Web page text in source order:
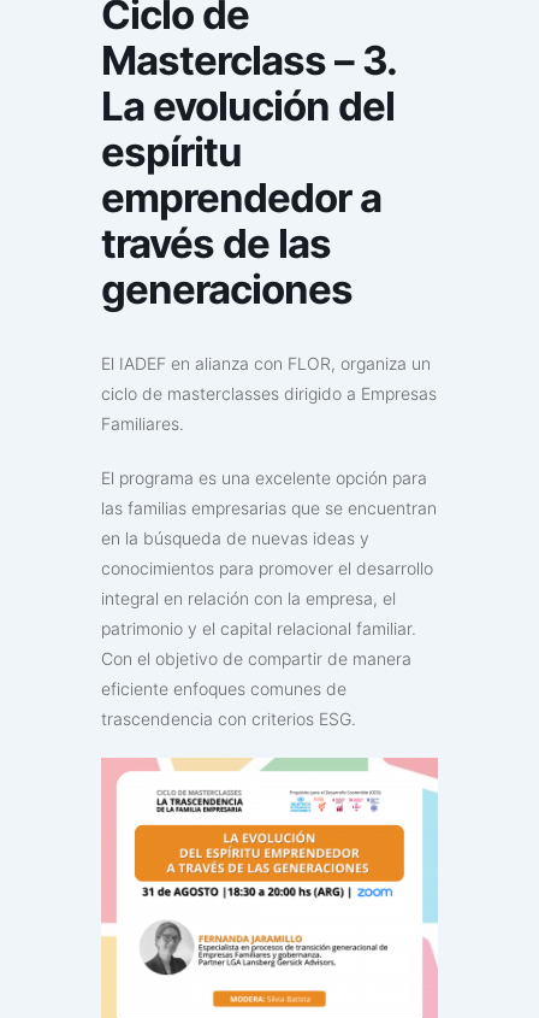
Ciclo de
Masterclass – 3.
La evolución del
espíritu
emprendedor a
través de las
generaciones
El IADEF en alianza con FLOR, organiza un
ciclo de masterclasses dirigido a Empresas
Familiares.
El programa es una excelente opción para
las familias empresarias que se encuentran
en la búsqueda de nuevas ideas y
conocimientos para promover el desarrollo
integral en relación con la empresa, el
patrimonio y el capital relacional familiar.
Con el objetivo de compartir de manera
eficiente enfoques comunes de
trascendencia con criterios ESG.